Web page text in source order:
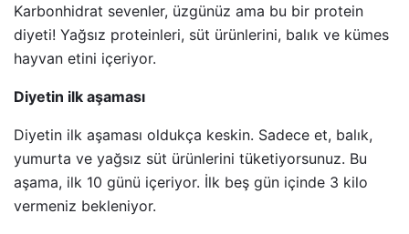
Karbonhidrat sevenler, üzgünüz ama bu bir protein
diyeti! Yağsız proteinleri, süt ürünlerini, balık ve kümes
hayvan etini içeriyor.
Diyetin ilk aşaması
Diyetin ilk aşaması oldukça keskin. Sadece et, balık,
yumurta ve yağsız süt ürünlerini tüketiyorsunuz. Bu
aşama, ilk 10 günü içeriyor. İlk beş gün içinde 3 kilo
vermeniz bekleniyor.